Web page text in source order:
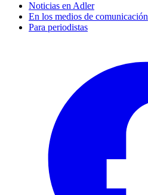
Noticias en Adler
En los medios de comunicación
Para periodistas